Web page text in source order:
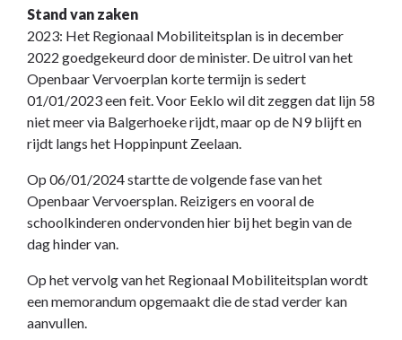
Stand van zaken
2023: Het Regionaal Mobiliteitsplan is in december
2022 goedgekeurd door de minister. De uitrol van het
Openbaar Vervoerplan korte termijn is sedert
01/01/2023 een feit. Voor Eeklo wil dit zeggen dat lijn 58
niet meer via Balgerhoeke rijdt, maar op de N9 blijft en
rijdt langs het Hoppinpunt Zeelaan.
Op 06/01/2024 startte de volgende fase van het
Openbaar Vervoersplan. Reizigers en vooral de
schoolkinderen ondervonden hier bij het begin van de
dag hinder van.
Op het vervolg van het Regionaal Mobiliteitsplan wordt
een memorandum opgemaakt die de stad verder kan
aanvullen.